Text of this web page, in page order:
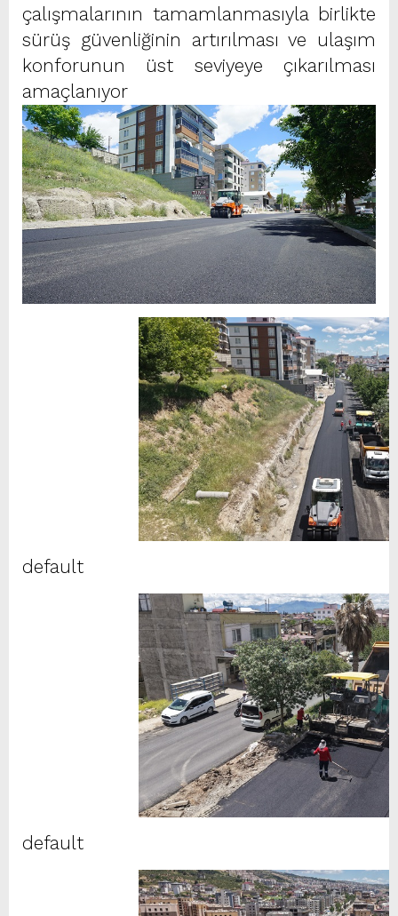
çalışmalarının tamamlanmasıyla birlikte
sürüş güvenliğinin artırılması ve ulaşım
konforunun üst seviyeye çıkarılması
amaçlanıyor
default
default